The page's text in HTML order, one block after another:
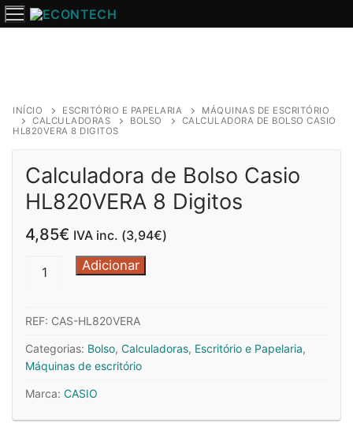
Saltar
para
INÍCIO ESCRITÓRIO E PAPELARIA
MÁQUINAS DE ESCRITÓRIO
CALCULADORAS
BOLSO
CALCULADORA DE BOLSO CASIO
HL820VERA 8 DIGITOS
Calculadora de Bolso Casio
HL820VERA 8 Digitos
4,85€ IVA inc. (3,94€)
Quantidade
de
Bolso
Casio
8
Digitos
Adicionar
REF: CAS-HL820VERA
Categorias: Bolso, Calculadoras, Escritório e Papelaria,
Máquinas de escritório
Marca: CASIO